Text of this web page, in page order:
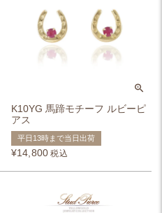
K10YG 馬蹄モチーフ ルビーピ
アス
平日13時まで当日出荷
¥14,800 税込